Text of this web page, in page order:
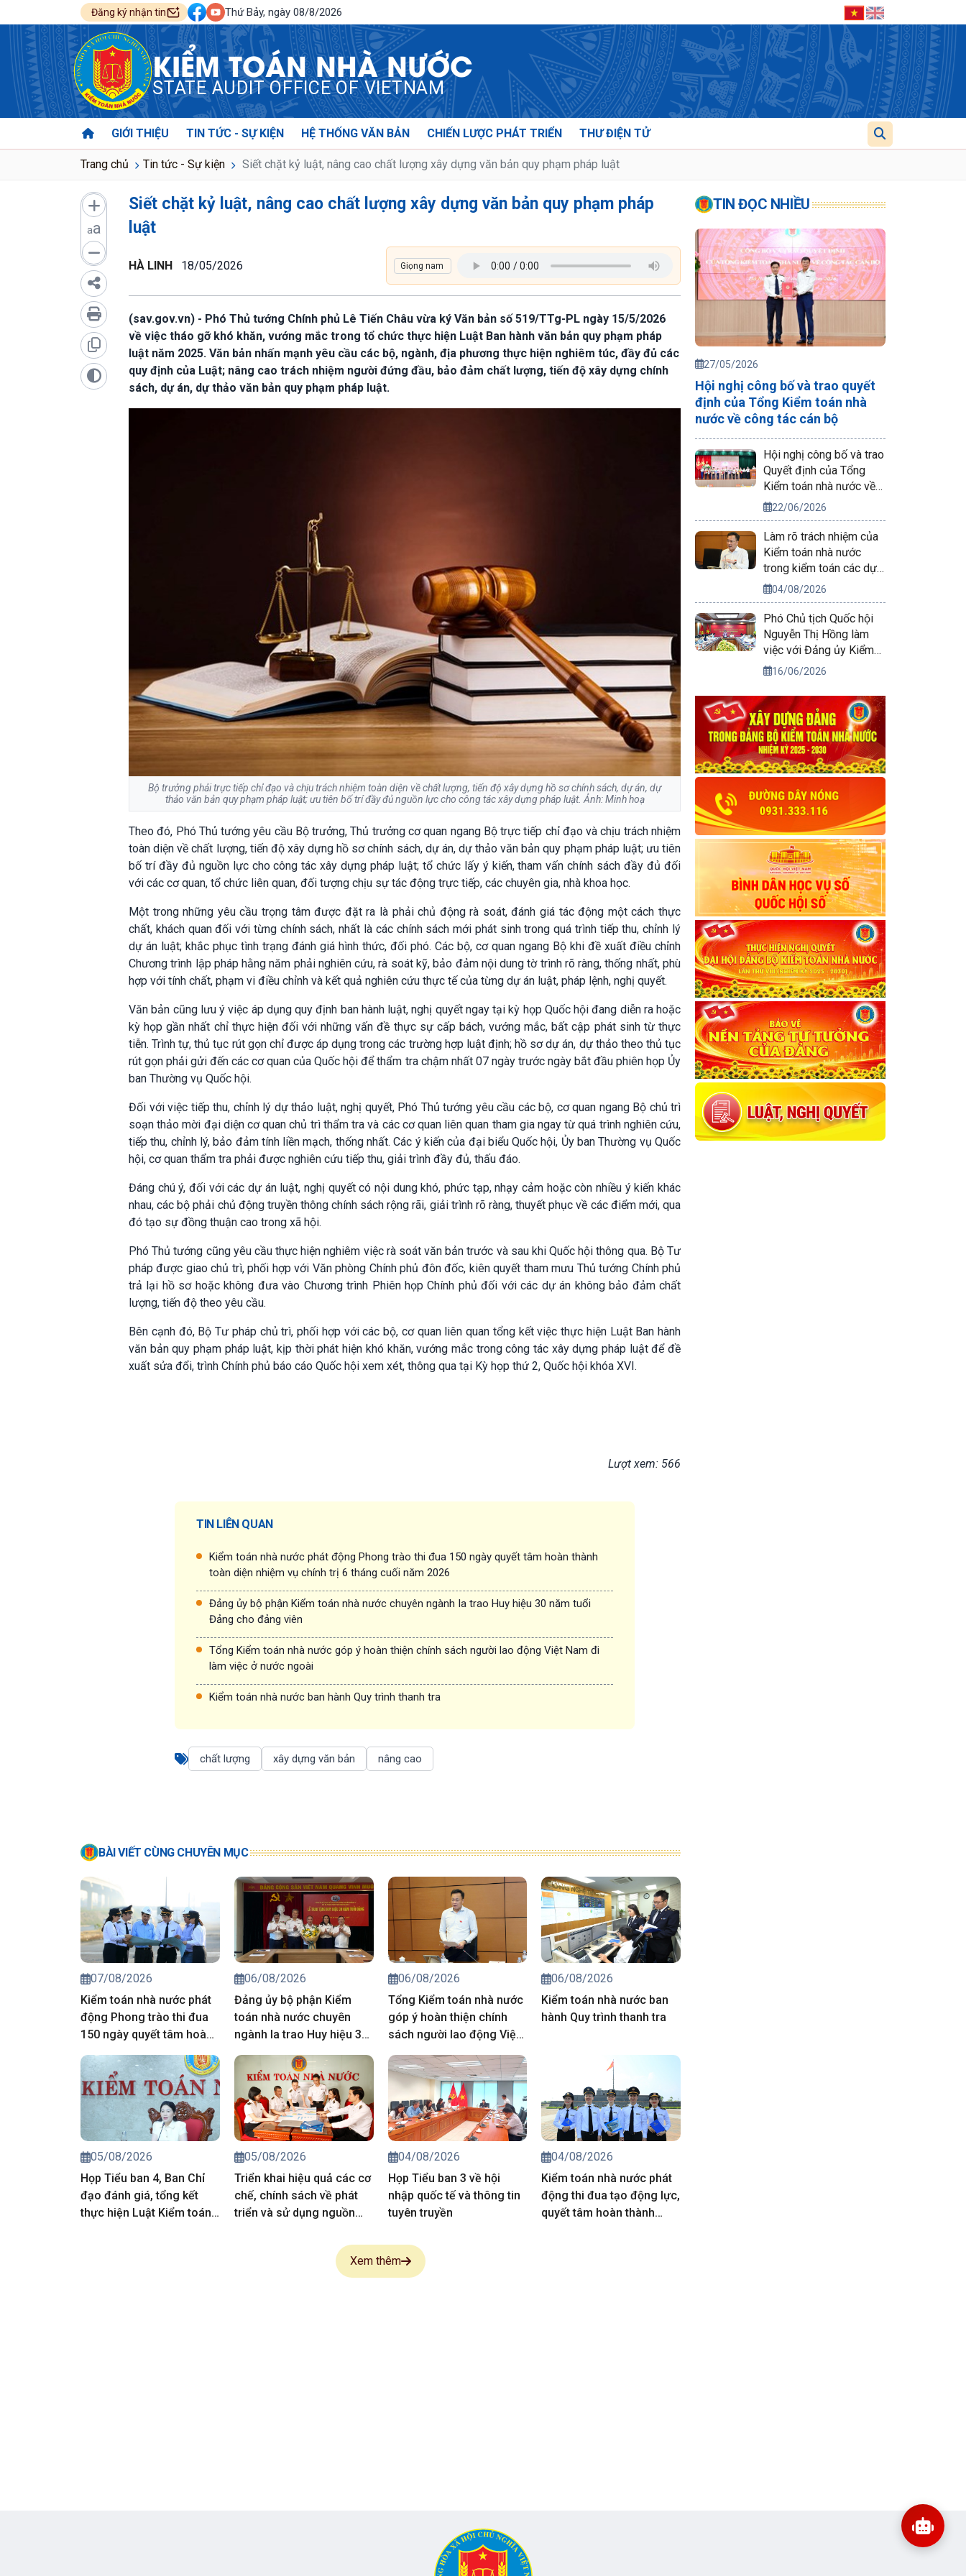
Đăng ký nhận tin Thứ Bảy, ngày 08/8/2026
KIỂM TOÁN NHÀ NƯỚC
STATE AUDIT OFFICE OF VIETNAM
GIỚI THIỆU TIN TỨC - SỰ KIỆN HỆ THỐNG VĂN BẢN CHIẾN LƯỢC PHÁT TRIỂN THƯ ĐIỆN TỬ
Trang chủ Tin tức - Sự kiện Siết chặt kỷ luật, nâng cao chất lượng xây dựng văn bản quy phạm pháp luật
aa
Siết chặt kỷ luật, nâng cao chất lượng xây dựng văn bản quy phạm pháp
luật
HÀ LINH 18/05/2026
(sav.gov.vn) - Phó Thủ tướng Chính phủ Lê Tiến Châu vừa ký Văn bản số 519/TTg-PL ngày 15/5/2026
về việc tháo gỡ khó khăn, vướng mắc trong tổ chức thực hiện Luật Ban hành văn bản quy phạm pháp
luật năm 2025. Văn bản nhấn mạnh yêu cầu các bộ, ngành, địa phương thực hiện nghiêm túc, đầy đủ các
quy định của Luật; nâng cao trách nhiệm người đứng đầu, bảo đảm chất lượng, tiến độ xây dựng chính
sách, dự án, dự thảo văn bản quy phạm pháp luật.
Bộ trưởng phải trực tiếp chỉ đạo và chịu trách nhiệm toàn diện về chất lượng, tiến độ xây dựng hồ sơ chính sách, dự án, dự
thảo văn bản quy phạm pháp luật; ưu tiên bố trí đầy đủ nguồn lực cho công tác xây dựng pháp luật. Ảnh: Minh hoạ
Theo đó, Phó Thủ tướng yêu cầu Bộ trưởng, Thủ trưởng cơ quan ngang Bộ trực tiếp chỉ đạo và chịu trách nhiệm
toàn diện về chất lượng, tiến độ xây dựng hồ sơ chính sách, dự án, dự thảo văn bản quy phạm pháp luật; ưu tiên
bố trí đầy đủ nguồn lực cho công tác xây dựng pháp luật; tổ chức lấy ý kiến, tham vấn chính sách đầy đủ đối
với các cơ quan, tổ chức liên quan, đối tượng chịu sự tác động trực tiếp, các chuyên gia, nhà khoa học.
Một trong những yêu cầu trọng tâm được đặt ra là phải chủ động rà soát, đánh giá tác động một cách thực
chất, khách quan đối với từng chính sách, nhất là các chính sách mới phát sinh trong quá trình tiếp thu, chỉnh lý
dự án luật; khắc phục tình trạng đánh giá hình thức, đối phó. Các bộ, cơ quan ngang Bộ khi đề xuất điều chỉnh
Chương trình lập pháp hằng năm phải nghiên cứu, rà soát kỹ, bảo đảm nội dung tờ trình rõ ràng, thống nhất, phù
hợp với tính chất, phạm vi điều chỉnh và kết quả nghiên cứu thực tế của từng dự án luật, pháp lệnh, nghị quyết.
Văn bản cũng lưu ý việc áp dụng quy định ban hành luật, nghị quyết ngay tại kỳ họp Quốc hội đang diễn ra hoặc
kỳ họp gần nhất chỉ thực hiện đối với những vấn đề thực sự cấp bách, vướng mắc, bất cập phát sinh từ thực
tiễn. Trình tự, thủ tục rút gọn chỉ được áp dụng trong các trường hợp luật định; hồ sơ dự án, dự thảo theo thủ tục
rút gọn phải gửi đến các cơ quan của Quốc hội để thẩm tra chậm nhất 07 ngày trước ngày bắt đầu phiên họp Ủy
ban Thường vụ Quốc hội.
Đối với việc tiếp thu, chỉnh lý dự thảo luật, nghị quyết, Phó Thủ tướng yêu cầu các bộ, cơ quan ngang Bộ chủ trì
soạn thảo mời đại diện cơ quan chủ trì thẩm tra và các cơ quan liên quan tham gia ngay từ quá trình nghiên cứu,
tiếp thu, chỉnh lý, bảo đảm tính liền mạch, thống nhất. Các ý kiến của đại biểu Quốc hội, Ủy ban Thường vụ Quốc
hội, cơ quan thẩm tra phải được nghiên cứu tiếp thu, giải trình đầy đủ, thấu đáo.
Đáng chú ý, đối với các dự án luật, nghị quyết có nội dung khó, phức tạp, nhạy cảm hoặc còn nhiều ý kiến khác
nhau, các bộ phải chủ động truyền thông chính sách rộng rãi, giải trình rõ ràng, thuyết phục về các điểm mới, qua
đó tạo sự đồng thuận cao trong xã hội.
Phó Thủ tướng cũng yêu cầu thực hiện nghiêm việc rà soát văn bản trước và sau khi Quốc hội thông qua. Bộ Tư
pháp được giao chủ trì, phối hợp với Văn phòng Chính phủ đôn đốc, kiên quyết tham mưu Thủ tướng Chính phủ
trả lại hồ sơ hoặc không đưa vào Chương trình Phiên họp Chính phủ đối với các dự án không bảo đảm chất
lượng, tiến độ theo yêu cầu.
Bên cạnh đó, Bộ Tư pháp chủ trì, phối hợp với các bộ, cơ quan liên quan tổng kết việc thực hiện Luật Ban hành
văn bản quy phạm pháp luật, kịp thời phát hiện khó khăn, vướng mắc trong công tác xây dựng pháp luật để đề
xuất sửa đổi, trình Chính phủ báo cáo Quốc hội xem xét, thông qua tại Kỳ họp thứ 2, Quốc hội khóa XVI.
Lượt xem: 566
TIN LIÊN QUAN
Kiểm toán nhà nước phát động Phong trào thi đua 150 ngày quyết tâm hoàn thành
toàn diện nhiệm vụ chính trị 6 tháng cuối năm 2026
Đảng ủy bộ phận Kiểm toán nhà nước chuyên ngành Ia trao Huy hiệu 30 năm tuổi
Đảng cho đảng viên
Tổng Kiểm toán nhà nước góp ý hoàn thiện chính sách người lao động Việt Nam đi
làm việc ở nước ngoài
Kiểm toán nhà nước ban hành Quy trình thanh tra
chất lượng xây dựng văn bản nâng cao
BÀI VIẾT CÙNG CHUYÊN MỤC
07/08/2026
Kiểm toán nhà nước phát
động Phong trào thi đua
150 ngày quyết tâm hoàn
thành toàn diện nhiệm vụ
chính trị 6 tháng cuối năm
2026
06/08/2026
Đảng ủy bộ phận Kiểm
toán nhà nước chuyên
ngành Ia trao Huy hiệu 30
năm tuổi Đảng cho đảng
06/08/2026
Tổng Kiểm toán nhà nước
góp ý hoàn thiện chính
sách người lao động Việt
Nam đi làm việc ở nước
ngoài
06/08/2026
Kiểm toán nhà nước ban
hành Quy trình thanh tra
05/08/2026
Họp Tiểu ban 4, Ban Chỉ
đạo đánh giá, tổng kết
thực hiện Luật Kiểm toán
05/08/2026
Triển khai hiệu quả các cơ
chế, chính sách về phát
triển và sử dụng nguồn
04/08/2026
Họp Tiểu ban 3 về hội
nhập quốc tế và thông tin
tuyên truyền
04/08/2026
Kiểm toán nhà nước phát
động thi đua tạo động lực,
quyết tâm hoàn thành
Xem thêm
TIN ĐỌC NHIỀU
27/05/2026
Hội nghị công bố và trao quyết
định của Tổng Kiểm toán nhà
nước về công tác cán bộ
Hội nghị công bố và trao
Quyết định của Tổng
Kiểm toán nhà nước về
công tác cán bộ
22/06/2026
Làm rõ trách nhiệm của
Kiểm toán nhà nước
trong kiểm toán các dự
án phục vụ APEC 2027
04/08/2026
Phó Chủ tịch Quốc hội
Nguyễn Thị Hồng làm
việc với Đảng ủy Kiểm
toán nhà nước
16/06/2026